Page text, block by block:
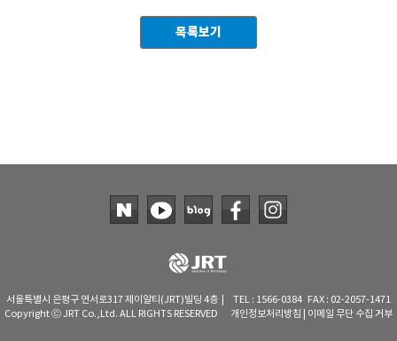
목록보기
서울특별시 은평구 연서로317 제이알티(JRT)빌딩 4층 | TEL : 1566-0384 FAX : 02-2057-1471
Copyright ⓒ JRT Co.,Ltd. ALL RIGHTS RESERVED 개인정보처리방침 이메일 무단 수집 거부